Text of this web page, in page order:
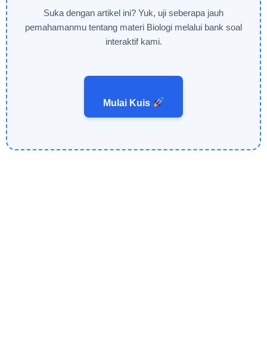
Suka dengan artikel ini? Yuk, uji seberapa jauh
pemahamanmu tentang materi Biologi melalui bank soal
interaktif kami.
Mulai Kuis